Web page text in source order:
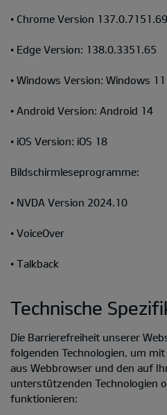
• Chrome Version 137.0.7151.69
• Edge Version: 138.0.3351.65
• Windows Version: Windows 11
• Android Version: Android 14
• iOS Version: iOS 18
Bildschirmleseprogramme:
• NVDA Version 2024.10
• VoiceOver
• Talkback
Technische
Die Barrierefreiheit unserer
folgenden Technologien, um
aus Webbrowser und den auf
unterstützenden Technologien
funktionieren: